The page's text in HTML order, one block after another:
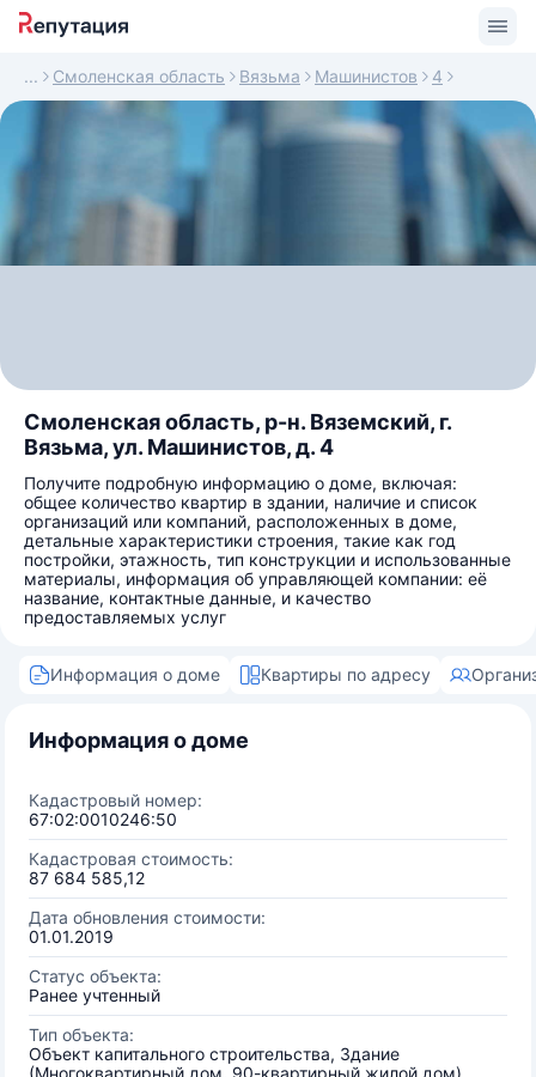
Смоленская область Вязьма Машинистов 4
Смоленская область, р-н. Вяземский, г.
Вязьма, ул. Машинистов, д. 4
Получите подробную информацию о доме, включая:
общее количество квартир в здании, наличие и список
организаций или компаний, расположенных в доме,
детальные характеристики строения, такие как год
постройки, этажность, тип конструкции и использованные
материалы, информация об управляющей компании: её
название, контактные данные, и качество
предоставляемых услуг
Информация о доме Квартиры по адресу
Информация о доме
Кадастровый номер:
67:02:0010246:50
Кадастровая стоимость:
87 684 585,12
Дата обновления стоимости:
01.01.2019
Статус объекта:
Ранее учтенный
Тип объекта:
Объект капитального строительства, Здание
(Многоквартирный дом, 90-квартирный жилой дом)